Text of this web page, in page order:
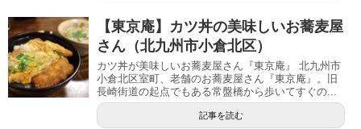
【東京庵】カツ丼の美味しいお蕎麦屋
さん（北九州市小倉北区）
カツ丼が美味しいお蕎麦屋さん『東京庵』 北九州市
小倉北区室町、老舗のお蕎麦屋さん『東京庵』。旧
長崎街道の起点でもある常盤橋から歩いてすぐの...
記事を読む